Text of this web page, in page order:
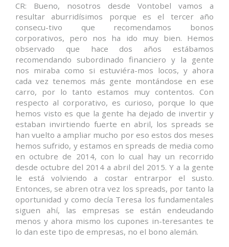
CR: Bueno, nosotros desde Vontobel vamos a
resultar aburridísimos porque es el tercer año
consecu-tivo que recomendamos bonos
corporativos, pero nos ha ido muy bien. Hemos
observado que hace dos años estábamos
recomendando subordinado financiero y la gente
nos miraba como si estuviéra-mos locos, y ahora
cada vez tenemos más gente montándose en ese
carro, por lo tanto estamos muy contentos. Con
respecto al corporativo, es curioso, porque lo que
hemos visto es que la gente ha dejado de invertir y
estaban invirtiendo fuerte en abril, los spreads se
han vuelto a ampliar mucho por eso estos dos meses
hemos sufrido, y estamos en spreads de media como
en octubre de 2014, con lo cual hay un recorrido
desde octubre del 2014 a abril del 2015. Y a la gente
le está volviendo a costar entrarpor el susto.
Entonces, se abren otra vez los spreads, por tanto la
oportunidad y como decía Teresa los fundamentales
siguen ahí, las empresas se están endeudando
menos y ahora mismo los cupones in-teresantes te
lo dan este tipo de empresas, no el bono alemán.